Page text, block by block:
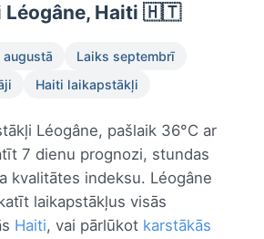
Léogâne, Haiti 🇭🇹
augustā
Laiks septembrī
Haiti laikapstākļi
Léogâne, pašlaik 36°C ar
7 dienu prognozi, stundas
kvalitātes indeksu. Léogâne
laikapstākļus visās
Haiti, vai pārlūkot karstākās